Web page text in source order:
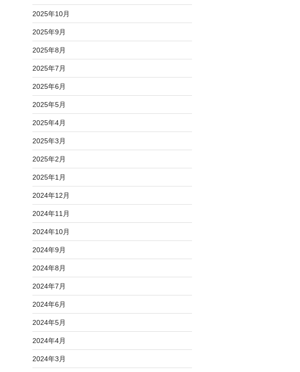
2025年10月
2025年9月
2025年8月
2025年7月
2025年6月
2025年5月
2025年4月
2025年3月
2025年2月
2025年1月
2024年12月
2024年11月
2024年10月
2024年9月
2024年8月
2024年7月
2024年6月
2024年5月
2024年4月
2024年3月